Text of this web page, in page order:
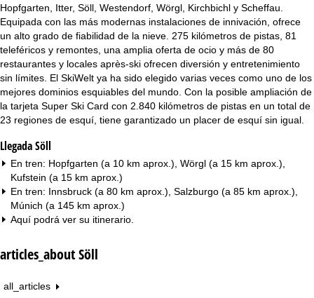
p
a
l
Hopfgarten, Itter, Söll, Westendorf, Wörgl, Kirchbichl y Scheffau.
Equipada con las más modernas instalaciones de innivación, ofrece
un alto grado de fiabilidad de la nieve. 275 kilómetros de pistas, 81
teleféricos y remontes, una amplia oferta de ocio y más de 80
restaurantes y locales après-ski ofrecen diversión y entretenimiento
sin límites. El SkiWelt ya ha sido elegido varias veces como uno de los
mejores dominios esquiables del mundo. Con la posible ampliación de
la tarjeta Super Ski Card con 2.840 kilómetros de pistas en un total de
23 regiones de esquí, tiene garantizado un placer de esquí sin igual.
Llegada Söll
En tren: Hopfgarten (a 10 km aprox.), Wörgl (a 15 km aprox.),
Kufstein (a 15 km aprox.)
En tren: Innsbruck (a 80 km aprox.), Salzburgo (a 85 km aprox.),
Múnich (a 145 km aprox.)
Aquí podrá ver su itinerario
articles_about Söll
all_articles